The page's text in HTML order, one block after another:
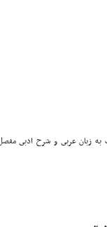
به زبان عربى و شرح ادبى